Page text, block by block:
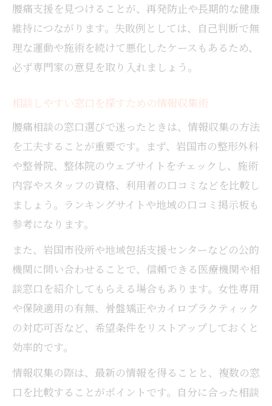
腰痛支援を見つけることが、再発防止や長期的な健康
維持につながります。失敗例としては、自己判断で無
理な運動や施術を続けて悪化したケースもあるため、
必ず専門家の意見を取り入れましょう。
相談しやすい窓口を探すための情報収集術
腰痛相談の窓口選びで迷ったときは、情報収集の方法
を工夫することが重要です。まず、岩国市の整形外科
や整骨院、整体院のウェブサイトをチェックし、施術
内容やスタッフの資格、利用者の口コミなどを比較し
ましょう。ランキングサイトや地域の口コミ掲示板も
参考になります。
また、岩国市役所や地域包括支援センターなどの公的
機関に問い合わせることで、信頼できる医療機関や相
談窓口を紹介してもらえる場合もあります。女性専用
や保険適用の有無、骨盤矯正やカイロプラクティック
の対応可否など、希望条件をリストアップしておくと
効率的です。
情報収集の際は、最新の情報を得ることと、複数の窓
口を比較することがポイントです。自分に合った相談